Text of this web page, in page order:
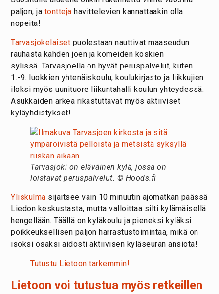
paljon, ja tontteja havittelevien kannattaakin olla
nopeita!
Tarvasjokelaiset puolestaan nauttivat maaseudun
rauhasta kahden joen ja komeiden koskien
sylissä. Tarvasjoella on hyvät peruspalvelut, kuten
1.-9. luokkien yhtenäiskoulu, koulukirjasto ja liikkujien
iloksi myös uunituore liikuntahalli koulun yhteydessä.
Asukkaiden arkea rikastuttavat myös aktiiviset
kyläyhdistykset!
Tarvasjoki on eläväinen kylä, jossa on
loistavat peruspalvelut. © Hoods.fi
Yliskulma sijaitsee vain 10 minuutin ajomatkan päässä
Liedon keskustasta, mutta valloittaa silti kylämäisellä
hengellään. Täällä on kyläkoulu ja pieneksi kyläksi
poikkeuksellisen paljon harrastustoimintaa, mikä on
isoksi osaksi aidosti aktiivisen kyläseuran ansiota!
Tutustu Lietoon tarkemmin!
Lietoon voi tutustua myös retkeillen